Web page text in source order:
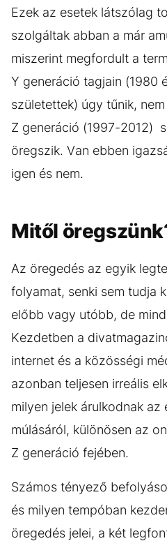
Ezek az esetek látszólag
szolgáltak abban a már
miszerint megfordult a
Y generáció tagjain (1980
születettek) úgy tűnik,
Z generáció (1997-2012)
öregszik. Van ebben
igen és nem.
Mitől
Az öregedés az egyik
folyamat, senki sem tudja
előbb vagy utóbb, de
Kezdetben a
internet és a közösségi
azonban teljesen irreális
milyen jelek árulkodnak az
múlásáról, különösen az
Z generáció fejében.
Számos tényező
és milyen tempóban
öregedés jelei, a két